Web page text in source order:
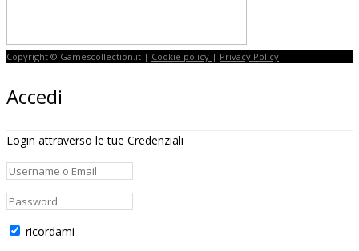
Copyright © Gamescollection.it | Cookie policy | Privacy Policy
Accedi
Login attraverso le tue Credenziali
ricordami